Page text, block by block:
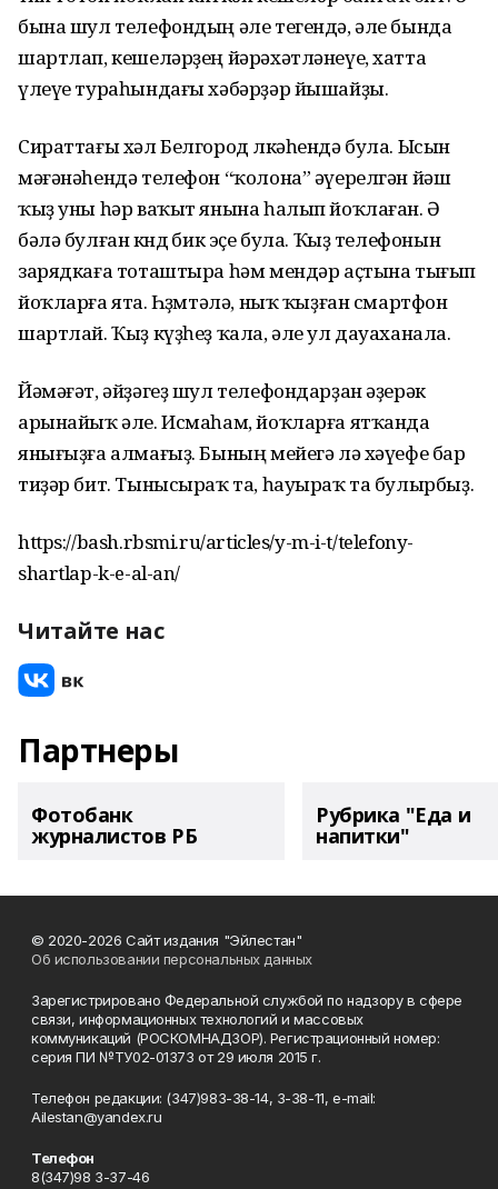
бына шул телефондың әле тегендә, әле бында
шартлап, кешеләрҙең йәрәхәтләнеүе, хатта
үлеүе тураһындағы хәбәрҙәр йышайҙы.
Сираттағы хәл Белгород өлкәһендә була. Ысын
мәғәнәһендә телефон “ҡолона” әүерелгән йәш
ҡыҙ уны һәр ваҡыт янына һалып йоҡлаған. Ә
бәлә булған көндө бик эҫе була. Ҡыҙ телефонын
зарядкаға тоташтыра һәм мендәр аҫтына тығып
йоҡларға ята. Һөҙөмтәлә, ныҡ ҡыҙған смартфон
шартлай. Ҡыҙ күҙһеҙ ҡала, әле ул дауаханала.
Йәмәғәт, әйҙәгеҙ шул телефондарҙан әҙерәк
арынайыҡ әле. Исмаһам, йоҡларға ятҡанда
янығыҙға алмағыҙ. Бының мейегә лә хәүефе бар
тиҙәр бит. Тынысыраҡ та, һауыраҡ та булырбыҙ.
https://bash.rbsmi.ru/articles/y-m-i-t/telefony-
shartlap-k-e-al-an/
Читайте нас
Партнеры
Фотобанк
журналистов РБ
Рубрика "Еда и
напитки"
© 2020-2026 Сайт издания "Эйлестан"
Об использовании персональных данных
Зарегистрировано Федеральной службой по надзору в сфере
связи, информационных технологий и массовых
коммуникаций (РОСКОМНАДЗОР). Регистрационный номер:
серия ПИ №ТУ02-01373 от 29 июля 2015 г.
Телефон редакции: (347)983-38-14, 3-38-11, e-mail:
Ailestan@yandex.ru
Телефон
8(347)98 3-37-46